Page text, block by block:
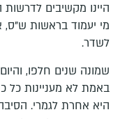
היינו מקשיבים
מי יעמוד בראשות ש"ס,
לשדר.
שמונה שנים חלפו,
באמת לא מעניינות כל
היא אחרת לגמרי.